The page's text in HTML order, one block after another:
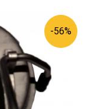
-56%